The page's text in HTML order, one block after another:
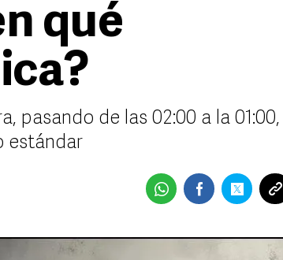
qué
pasando de las 02:00 a la 01:00,
estándar